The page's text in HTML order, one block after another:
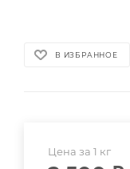
В ИЗБРАННОЕ
Цена за 1 кг